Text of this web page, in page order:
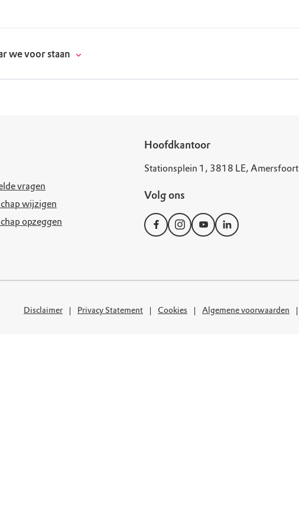
we voor staan
vragen
wijzigen
opzeggen
Hoofdkantoor
Stationsplein 1, 3818 LE, Amersfoort
Volg ons
Disclaimer Privacy Statement Cookies Algemene voorwaarden